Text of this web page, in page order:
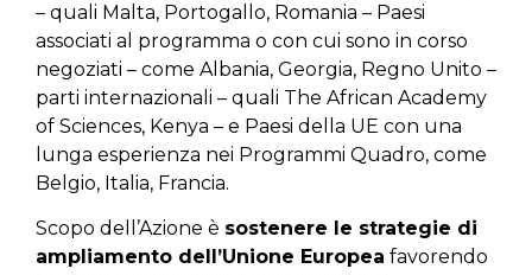
– quali Malta, Portogallo, Romania – Paesi
associati al programma o con cui sono in corso
negoziati – come Albania, Georgia, Regno Unito –
parti internazionali – quali The African Academy
of Sciences, Kenya – e Paesi della UE con una
lunga esperienza nei Programmi Quadro, come
Belgio, Italia, Francia.
Scopo dell’Azione è sostenere le strategie di
ampliamento dell’Unione Europea favorendo